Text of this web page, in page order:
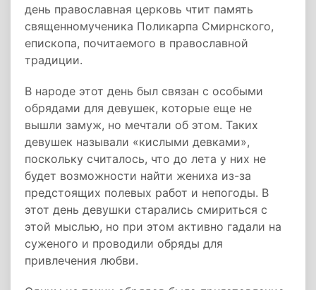
день православная церковь чтит память
священномученика Поликарпа Смирнского,
епископа, почитаемого в православной
традиции.
В народе этот день был связан с особыми
обрядами для девушек, которые еще не
вышли замуж, но мечтали об этом. Таких
девушек называли «кислыми девками»,
поскольку считалось, что до лета у них не
будет возможности найти жениха из-за
предстоящих полевых работ и непогоды. В
этот день девушки старались смириться с
этой мыслью, но при этом активно гадали на
суженого и проводили обряды для
привлечения любви.